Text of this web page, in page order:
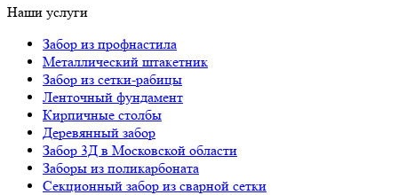
Наши услуги
Забор из профнастила
Металлический штакетник
Забор из сетки-рабицы
Ленточный фундамент
Кирпичные столбы
Деревянный забор
Забор 3Д в Московской области
Заборы из поликарбоната
Секционный забор из сварной сетки